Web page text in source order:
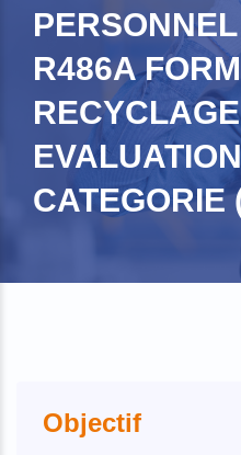
R486A
CATEGORIE
Objectif